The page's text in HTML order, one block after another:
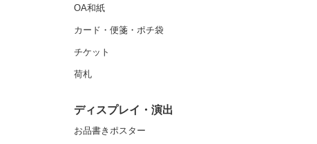
OA和紙
カード・便箋・ポチ袋
チケット
荷札
ディスプレイ・演出
お品書きポスター